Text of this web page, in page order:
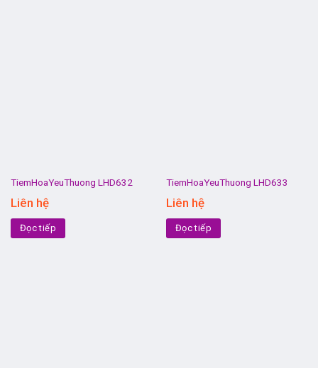
TiemHoaYeuThuong LHD632
Liên hệ
Đọc tiếp
TiemHoaYeuThuong LHD633
Liên hệ
Đọc tiếp